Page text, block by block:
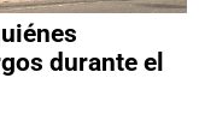
durante el